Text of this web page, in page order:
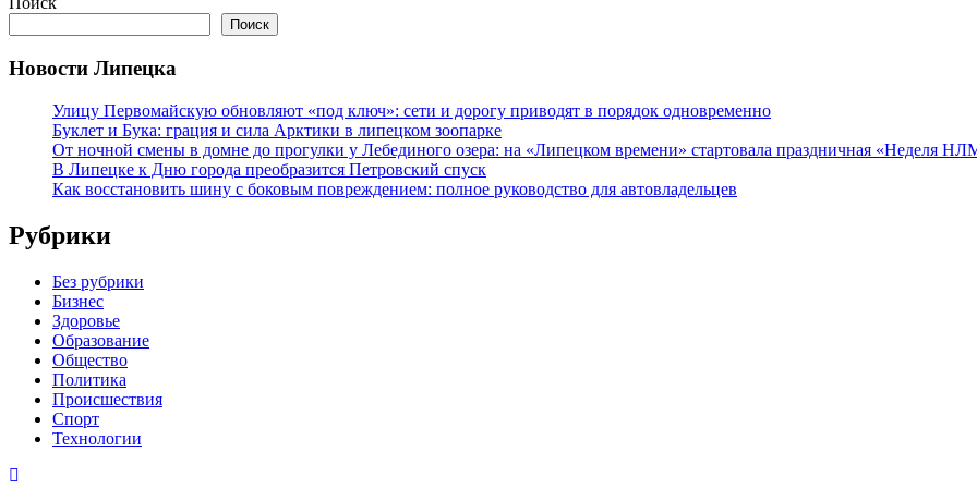
Поиск
Новости Липецка
Улицу Первомайскую обновляют «под ключ»: сети и дорогу приводят в порядок одновременно
Буклет и Бука: грация и сила Арктики в липецком зоопарке
От ночной смены в домне до прогулки у Лебединого озера: на «Липецком времени» стартовала праздничная «Неделя
В Липецке к Дню города преобразится Петровский спуск
Как восстановить шину с боковым повреждением: полное руководство для автовладельцев
Рубрики
Без рубрики
Бизнес
Здоровье
Образование
Общество
Политика
Происшествия
Спорт
Технологии